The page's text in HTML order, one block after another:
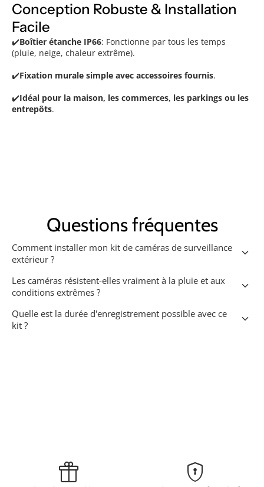
Conception Robuste & Installation
Facile
✔️Boîtier étanche IP66: Fonctionne par tous les temps
(pluie, neige, chaleur extrême).
✔️Fixation murale simple avec accessoires fournis.
✔️Idéal pour la maison, les commerces, les parkings ou les
entrepôts.
Questions fréquentes
Comment installer mon kit de caméras de surveillance
extérieur ?
keyboard_arrow_down
Les caméras résistent-elles vraiment à la pluie et aux
conditions extrêmes ?
keyboard_arrow_down
Quelle est la durée d'enregistrement possible avec ce
kit ?
keyboard_arrow_down
featured_seasonal_and_gifts encrypted